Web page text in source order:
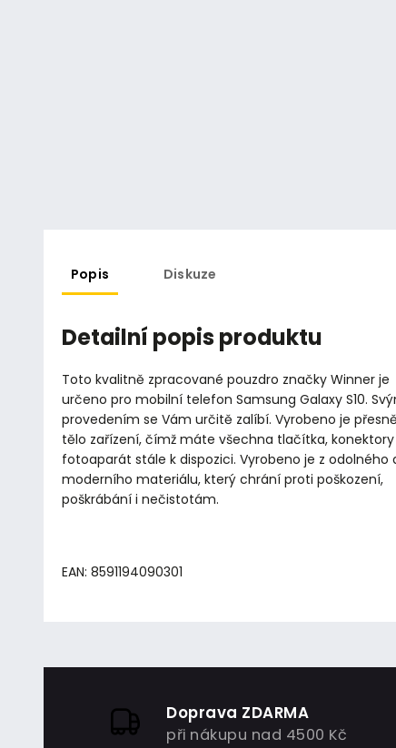
Popis Diskuze
Detailní popis produktu
Toto kvalitně zpracované pouzdro značky Winner je
určeno pro mobilní telefon Samsung Galaxy S10.
provedením se Vám určitě zalíbí. Vyrobeno je
tělo zařízení, čímž máte všechna tlačítka, konektory
fotoaparát stále k dispozici. Vyrobeno je z odolného
moderního materiálu, který chrání proti poškození,
poškrábání i nečistotám.
EAN: 8591194090301
Doprava ZDARMA
při nákupu nad 4500 Kč